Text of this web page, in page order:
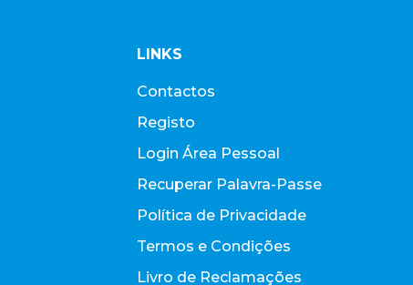
LINKS
Contactos
Registo
Login Área Pessoal
Recuperar Palavra-Passe
Política de Privacidade
Termos e Condições
Livro de Reclamações